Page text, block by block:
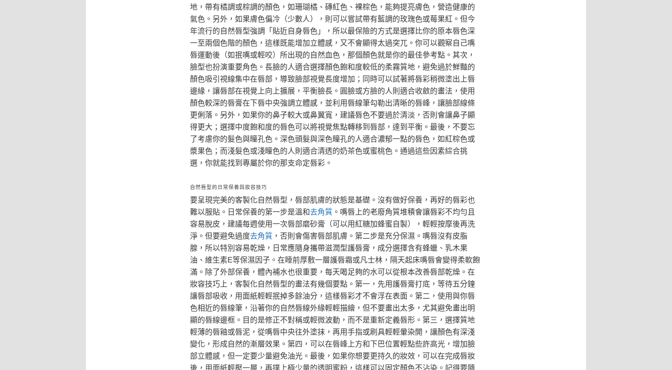
地，帶有橘調或棕調的顏色，如珊瑚橘、磚紅色、裸棕色，能夠提亮膚色，營造健康的
氣色。另外，如果膚色偏冷（少數人），則可以嘗試帶有藍調的玫瑰色或莓果紅。但今
年流行的自然唇型強調「貼近自身唇色」，所以最保險的方式是選擇比你的原本唇色深
一至兩個色階的顏色，這樣既能增加立體感，又不會顯得太過突兀。你可以觀察自己嘴
唇運動後（如抿嘴或輕咬）所出現的自然血色，那個顏色就是你的最佳參考點。其次，
臉型也扮演重要角色。長臉的人適合選擇顏色飽和度較低的柔霧質地，避免過於鮮豔的
顏色吸引視線集中在唇部，導致臉部視覺長度增加；同時可以試著將唇彩稍微塗出上唇
邊緣，讓唇部在視覺上向上擴展，平衡臉長。圓臉或方臉的人則適合收斂的畫法，使用
顏色較深的唇膏在下唇中央強調立體感，並利用唇線筆勾勒出清晰的唇峰，讓臉部線條
更俐落。另外，如果你的鼻子較大或鼻翼寬，建議唇色不要過於清淡，否則會讓鼻子顯
得更大；選擇中度飽和度的唇色可以將視覺焦點轉移到唇部，達到平衡。最後，不要忘
了考慮你的髮色與瞳孔色。深色頭髮與深色瞳孔的人適合濃郁一點的唇色，如紅棕色或
漿果色；而淺髮色或淺瞳色的人則適合清透的奶茶色或蜜桃色。通過這些因素綜合挑
選，你就能找到專屬於你的那支命定唇彩。
自然唇型的日常保養與妝容技巧
要呈現完美的客製化自然唇型，唇部肌膚的狀態是基礎。沒有做好保養，再好的唇彩也
難以服貼。日常保養的第一步是溫和去角質。嘴唇上的老廢角質堆積會讓唇彩不均勻且
容易脫皮，建議每週使用一次唇部磨砂膏（可以用紅糖加蜂蜜自製），輕輕按摩後再洗
淨。但要避免過度去角質，否則會傷害唇部肌膚。第二步是充分保濕。嘴唇沒有皮脂
腺，所以特別容易乾燥，日常應隨身攜帶滋潤型護唇膏，成分選擇含有蜂蠟、乳木果
油、維生素E等保濕因子。在睡前厚敷一層護唇霜或凡士林，隔天起床嘴唇會變得柔軟飽
滿。除了外部保養，體內補水也很重要，每天喝足夠的水可以從根本改善唇部乾燥。在
妝容技巧上，客製化自然唇型的畫法有幾個要點。第一，先用護唇膏打底，等待五分鐘
讓唇部吸收，用面紙輕輕抿掉多餘油分，這樣唇彩才不會浮在表面。第二，使用與你唇
色相近的唇線筆，沿著你的自然唇線外緣輕輕描繪，但不要畫出太多，尤其避免畫出明
顯的唇線邊框。目的是修正不對稱或輕微波動，而不是重新定義唇形。第三，選擇質地
輕薄的唇釉或唇泥，從嘴唇中央往外塗抹，再用手指或刷具輕輕暈染開，讓顏色有深淺
變化，形成自然的漸層效果。第四，可以在唇峰上方和下巴位置輕點些許高光，增加臉
部立體感，但一定要少量避免油光。最後，如果你想要更持久的妝效，可以在完成唇妝
後，用面紙輕壓一層，再撲上極少量的透明蜜粉，這樣可以固定顏色不沾染。記得要隨